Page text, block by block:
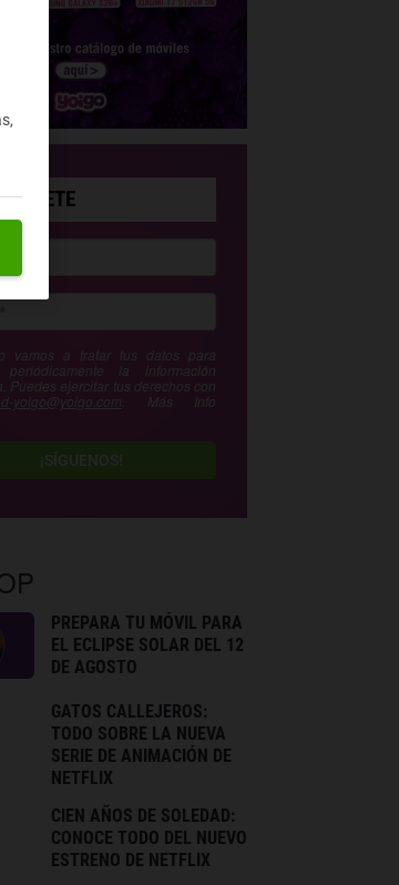
vamos a tratar tus datos para
periódicamente la información
Puedes ejercitar tus derechos con
yoigo@yoigo.com . Más Info
¡SÍGUENOS!
PREPARA TU MÓVIL PARA
EL ECLIPSE SOLAR DEL 12
DE AGOSTO
GATOS CALLEJEROS:
TODO SOBRE LA NUEVA
SERIE DE ANIMACIÓN DE
NETFLIX
CIEN AÑOS DE SOLEDAD:
CONOCE TODO DEL NUEVO
ESTRENO DE NETFLIX